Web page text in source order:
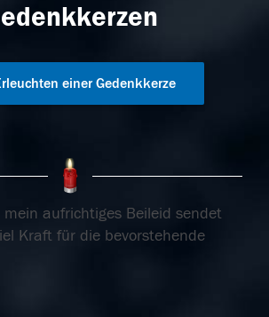
einer Gedenkkerze
mein aufrichtiges Beileid sendet
Kraft für die bevorstehende